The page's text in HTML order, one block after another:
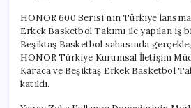
HONOR 600 Serisi’nin Türkiye
Erkek Basketbol Takımı ile yapılan iş
Beşiktaş Basketbol sahasında
HONOR Türkiye Kurumsal İletişim
Karaca ve Beşiktaş Erkek Basketbol
katıldı.